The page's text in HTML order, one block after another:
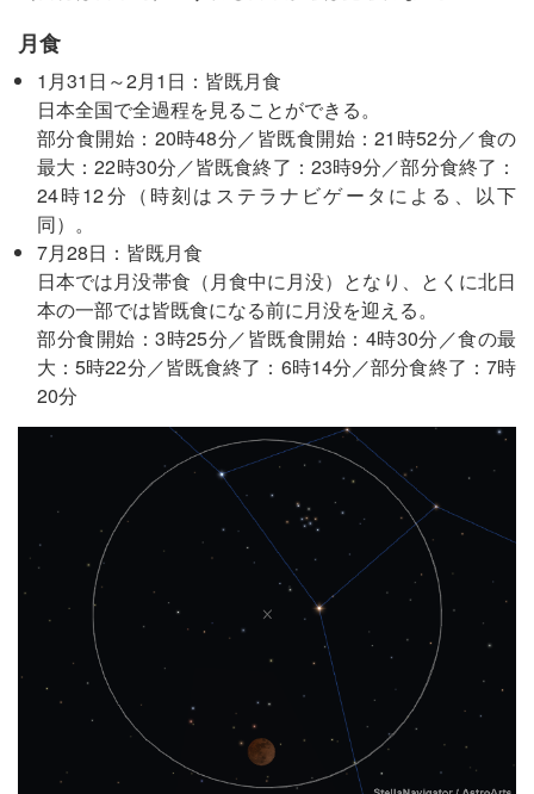
月食
1月31日～2月1日：皆既月食
日本全国で全過程を見ることができる。
部分食開始：20時48分／皆既食開始：21時52分／食の
最大：22時30分／皆既食終了：23時9分／部分食終了：
24時12分（時刻はステラナビゲータによる、以下
同）。
7月28日：皆既月食
日本では月没帯食（月食中に月没）となり、とくに北日
本の一部では皆既食になる前に月没を迎える。
部分食開始：3時25分／皆既食開始：4時30分／食の最
大：5時22分／皆既食終了：6時14分／部分食終了：7時
20分